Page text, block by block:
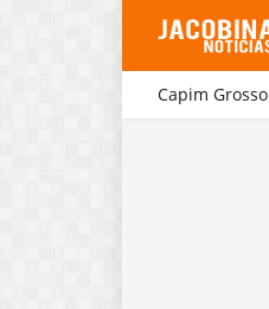
Capim Grosso